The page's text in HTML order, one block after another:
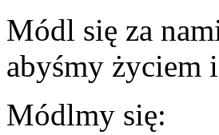
Módl się za
abyśmy życiem
Módlmy się: